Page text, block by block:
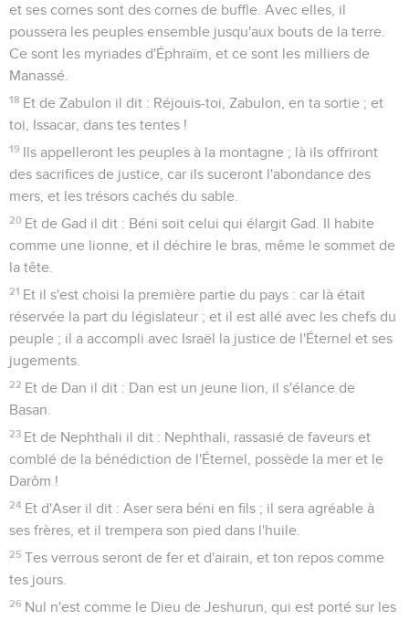
et ses cornes sont des cornes de buffle. Avec elles, il
poussera les peuples ensemble jusqu'aux bouts de la terre.
Ce sont les myriades d'Éphraïm, et ce sont les milliers de
Manassé.
18 Et de Zabulon il dit : Réjouis-toi, Zabulon, en ta sortie ; et
toi, Issacar, dans tes tentes !
19 Ils appelleront les peuples à la montagne ; là ils offriront
des sacrifices de justice, car ils suceront l'abondance des
mers, et les trésors cachés du sable.
20 Et de Gad il dit : Béni soit celui qui élargit Gad. Il habite
comme une lionne, et il déchire le bras, même le sommet de
la tête.
21 Et il s'est choisi la première partie du pays : car là était
réservée la part du législateur ; et il est allé avec les chefs du
peuple ; il a accompli avec Israël la justice de l'Éternel et ses
jugements.
22 Et de Dan il dit : Dan est un jeune lion, il s'élance de
Basan.
23 Et de Nephthali il dit : Nephthali, rassasié de faveurs et
comblé de la bénédiction de l'Éternel, possède la mer et le
Darôm !
24 Et d'Aser il dit : Aser sera béni en fils ; il sera agréable à
ses frères, et il trempera son pied dans l'huile.
25 Tes verrous seront de fer et d'airain, et ton repos comme
tes jours.
26 Nul n'est comme le Dieu de Jeshurun, qui est porté sur les